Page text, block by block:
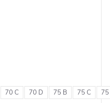
70 C 70 D 75 B 75 C 75